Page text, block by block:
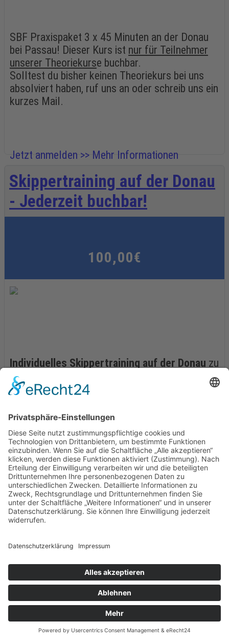
SBF Praxispaket 3 x 45 Minuten an der Donau
bei Passau! Dieser Kurs ist nur für Teilnehmer
unserer Theoriekurse buchbar.
Solltest du bisher keinen Theoriekurs bei uns
absolviert haben, ruf uns an oder schreib uns ein
kurzes Mail.
Jetzt anmelden >> Mehr Informationen
Skippertraining auf der Donau
- Jederzeit buchbar!
100,00€
Individuelles Skippertraining auf der Donau zu
Themen Eurer Wahl.
Termine werden telefonisch abgesprochen.
Ihr wollt einSkippertraining auf dem
Segelboot. Hierzu eignen sich hervorragend
unsere 4-tägigenSchnuppertörns &
Skippertrainingsab Trogir/Split oder Zadar.